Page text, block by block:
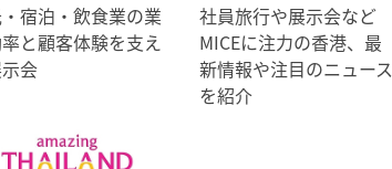
宿泊・飲食業の業
と顧客体験を支え
会
社員旅行や展示会など
MICEに注力の香港、最
新情報や注目のニュース
を紹介